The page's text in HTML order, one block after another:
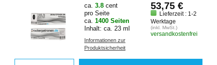
ca. 3.8 cent
pro Seite
ca. 1400 Seiten
Inhalt: ca. 23 ml
Informationen zur
Produktsicherheit
53,75 €
Lieferzeit : 1-2
Werktage
(inkl. MwSt.)
versandkostenfrei